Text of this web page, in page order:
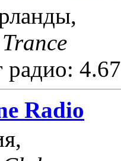
радио: 4.67
Radio